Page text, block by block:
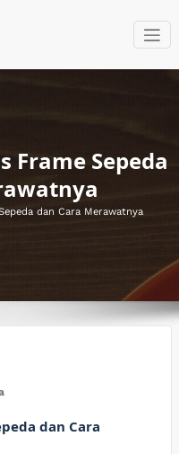
Frame Sepeda
dan Cara Merawatnya
dan Cara